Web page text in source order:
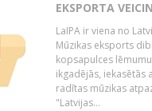
EKSPORTA
LaIPA ir viena no
Mūzikas eksports
kopsapulces
ikgadējās, iekasētās
radītas mūzikas
"Latvijas...